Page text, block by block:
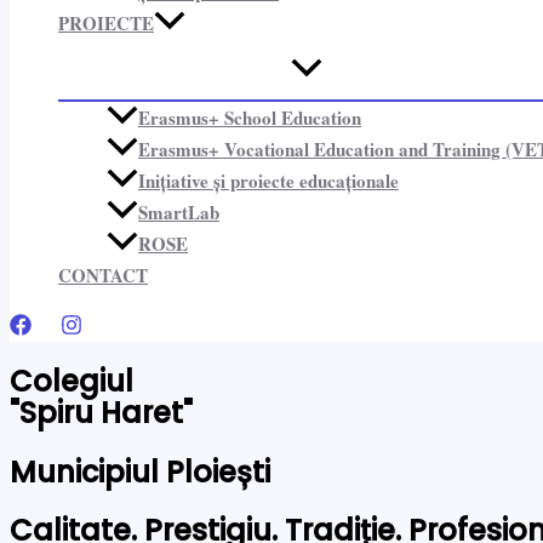
PROIECTE​
Erasmus+ School Education
Erasmus+ Vocational Education and Training
Inițiative și proiecte educaționale​
SmartLab
ROSE
CONTACT
Colegiul
"Spiru Haret"
Municipiul Ploiești
Calitate. Prestigiu. Tradiție.